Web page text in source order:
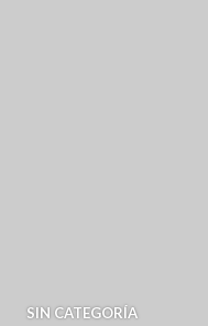
SIN CATEGORÍA